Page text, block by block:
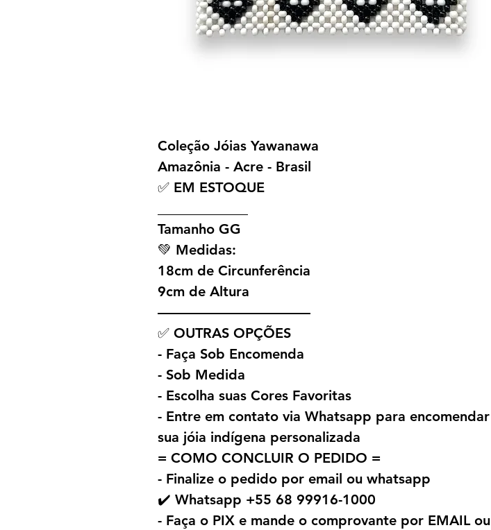
Coleção Jóias Yawanawa
Amazônia - Acre - Brasil
✅ EM ESTOQUE
Tamanho GG
💚 Medidas:
18cm de Circunferência
9cm de Altura
———————————
✅ OUTRAS OPÇÕES
- Faça Sob Encomenda
- Sob Medida
- Escolha suas Cores Favoritas
- Entre em contato via Whatsapp para encomendar
sua jóia indígena personalizada
= COMO CONCLUIR O PEDIDO =
- Finalize o pedido por email ou whatsapp
✔️ Whatsapp +55 68 99916-1000
- Faça o PIX e mande o comprovante por EMAIL ou